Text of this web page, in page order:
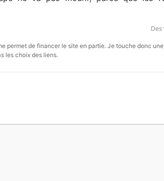
Des
permet de financer le site en partie. Je touche donc
les choix des liens.